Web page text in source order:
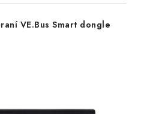
VE.Bus Smart dongle